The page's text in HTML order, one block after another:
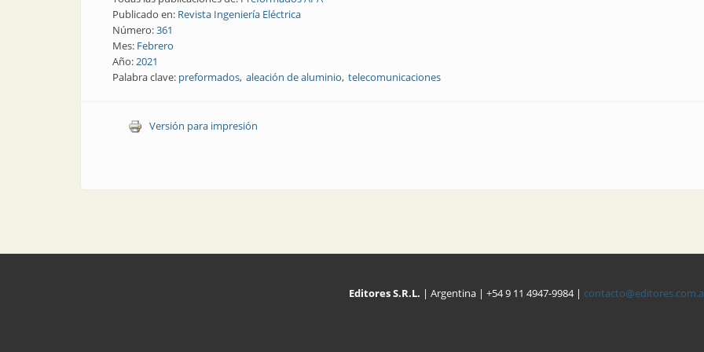
Publicado en: Revista Ingeniería Eléctrica
Número:361
Mes: Febrero
Año:2021
Palabra clave: preformados aleación de aluminio telecomunicaciones
Versión para impresión
Editores S.R.L. | Argentina | +54 9 11 4947-9984 |